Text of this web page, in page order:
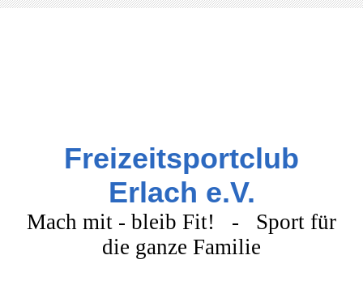
Freizeitsportclub
Erlach e.V.
Mach mit - bleib Fit! - Sport für
die ganze Familie